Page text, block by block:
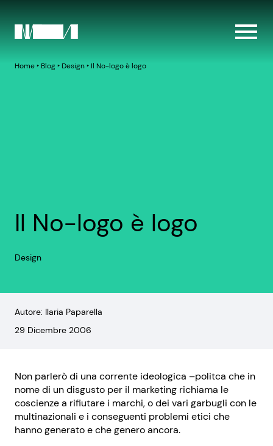
Home‣ Blog‣ Design‣ Il No-logo è logo
Il No-logo è logo
Design
Autore: Ilaria Paparella
29 Dicembre 2006
Non parlerò di una corrente ideologica –politca che in
nome di un disgusto per il marketing richiama le
coscienze a rifiutare i marchi, o dei vari garbugli con le
multinazionali e i conseguenti problemi etici che
hanno generato e che genero ancora.